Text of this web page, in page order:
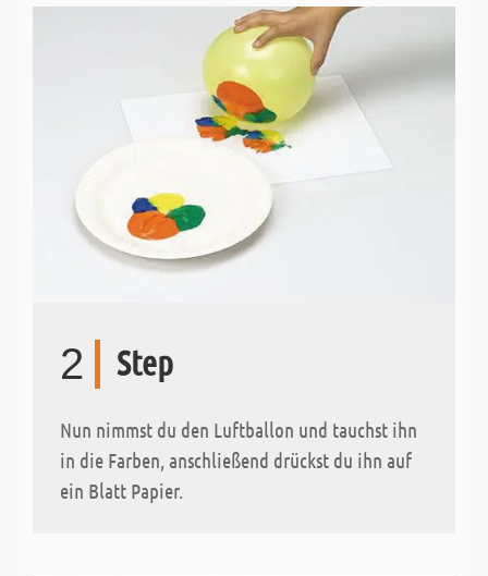
2 Step
Nun nimmst du den Luftballon und tauchst ihn
in die Farben, anschließend drückst du ihn auf
ein Blatt Papier.